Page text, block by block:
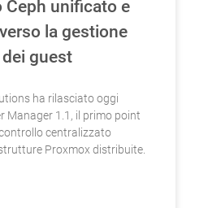
Ceph unificato e
la gestione
guest
ha rilasciato oggi
Manager 1.1, il primo point
centralizzato
Proxmox distribuite.